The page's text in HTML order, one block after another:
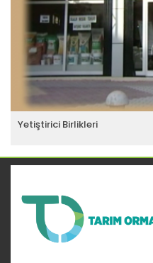
Yetiştirici Birlikleri